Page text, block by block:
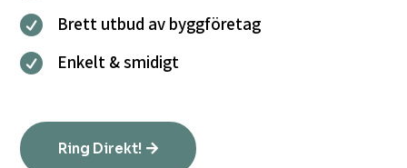
 Brett utbud av byggföretag
 Enkelt & smidigt
Ring Direkt!